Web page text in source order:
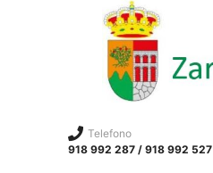
Telefono
918 992 287 / 918 992 527